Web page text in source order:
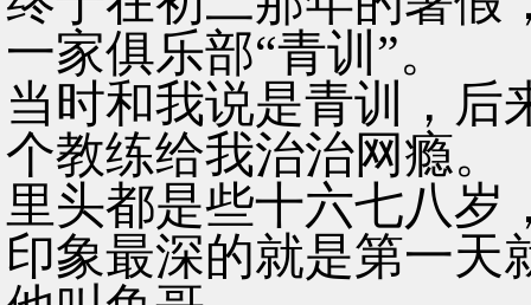
一家俱乐部“青训”。
当时和我说是青训，后
个教练给我治治网瘾。
里头都是些十六七八岁
印象最深的就是第一天